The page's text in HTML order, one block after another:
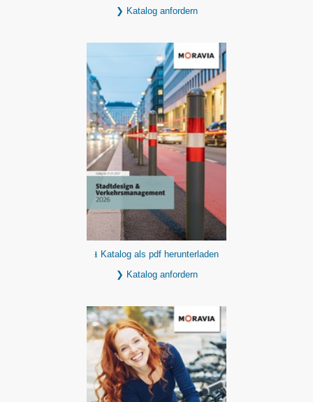
❯ Katalog anfordern
⭳ Katalog als pdf herunterladen
❯ Katalog anfordern